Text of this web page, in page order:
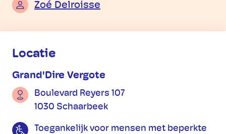
Zoé Delroisse
Praktische informatie
Locatie
Grand'Dire Vergote
Boulevard Reyers 107
1030 Schaarbeek
Toegankelijk voor mensen met beperkte